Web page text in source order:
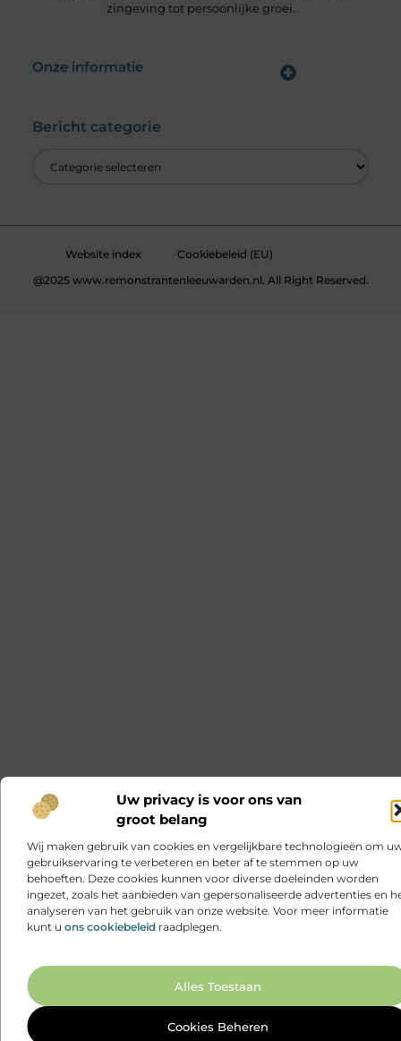
Uw privacy is voor ons van
groot belang
Wij maken gebruik van cookies en vergelijkbare technologieën om
gebruikservaring te verbeteren en beter af te stemmen op uw
behoeften. Deze cookies kunnen voor diverse doeleinden worden
ingezet, zoals het aanbieden van gepersonaliseerde advertenties en
analyseren van het gebruik van onze website. Voor meer informatie
kunt u ons cookiebeleid raadplegen.
Alles Toestaan
Cookies Beheren
zingeving tot persoonlijke groei.
Onze informatie
Bericht categorie
Website index
Cookiebeleid (EU)
@2025 www.remonstrantenleeuwarden.nl. All Right Reserved.